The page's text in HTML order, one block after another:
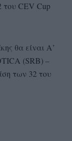
CEV Cup
θα είναι Α’
(SRB) –
των 32 του